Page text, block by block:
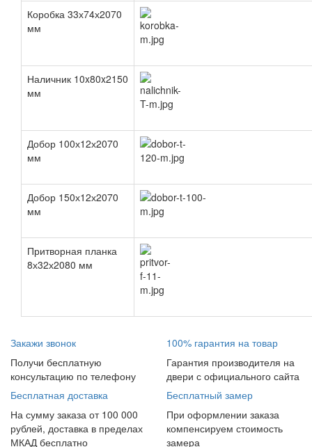
Коробка 33х74х2070
мм
Наличник 10x80x2150
мм
Добор 100х12х2070
мм
Добор 150х12х2070
мм
Притворная планка
8х32х2080 мм
Закажи звонок
Получи бесплатную
консультацию по телефону
100% гарантия на товар
Гарантия производителя на
двери с официального сайта
Бесплатная доставка
На сумму заказа от 100 000
рублей, доставка в пределах
МКАД бесплатно
Бесплатный замер
При оформлении заказа
компенсируем стоимость
замера